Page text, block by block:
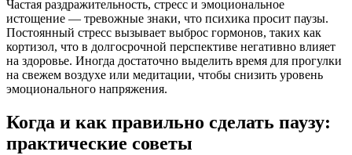
Частая раздражительность, стресс и эмоциональное
истощение — тревожные знаки, что психика просит паузы.
Постоянный стресс вызывает выброс гормонов, таких как
кортизол, что в долгосрочной перспективе негативно влияет
на здоровье. Иногда достаточно выделить время для прогулки
на свежем воздухе или медитации, чтобы снизить уровень
эмоционального напряжения.
Когда и как правильно сделать паузу:
практические советы